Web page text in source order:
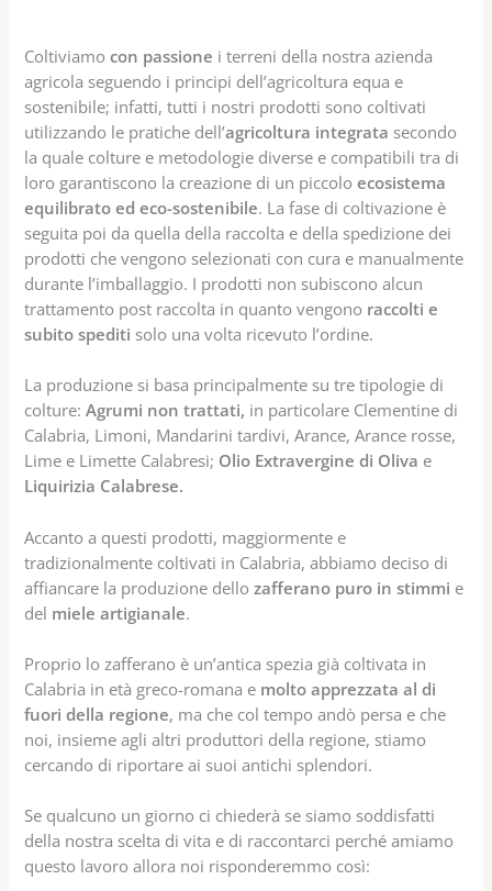
Coltiviamocon passione i terreni della nostra azienda
agricola seguendo i principi dell’agricoltura equa e
sostenibile; infatti, tutti i nostri prodotti sono coltivati
utilizzando le pratiche dell’agricoltura integrata secondo
la quale colture e metodologie diverse e compatibili tra di
loro garantiscono la creazione di un piccoloecosistema
equilibrato ed eco-sostenibile. La fase di coltivazione è
seguita poi da quella della raccolta e della spedizione dei
prodotti che vengono selezionati con cura e manualmente
durante l’imballaggio. I prodotti non subiscono alcun
trattamento post raccolta in quanto vengono raccolti e
subito spediti solo una volta ricevuto l’ordine.
La produzione si basa principalmente su tre tipologie di
colture:Agrumi non trattati, in particolare Clementine di
Calabria, Limoni, Mandarini tardivi, Arance, Arance rosse,
Lime e Limette Calabresi; Olio Extravergine di Oliva e
Liquirizia Calabrese.
Accanto a questi prodotti, maggiormente e
tradizionalmente coltivati in Calabria, abbiamo deciso di
affiancare la produzione dellozafferano puro in stimmi e
del miele artigianale.
Proprio lo zafferano è un’antica spezia già coltivata in
Calabria in età greco-romana e molto apprezzata al di
fuori della regione, ma che col tempo andò persa e che
noi, insieme agli altri produttori della regione, stiamo
cercando di riportare ai suoi antichi splendori.
Se qualcuno un giorno ci chiederà se siamo soddisfatti
della nostra scelta di vita e di raccontarci perché amiamo
questo lavoro allora noi risponderemmo così: